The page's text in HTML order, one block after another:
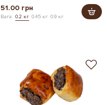
51.00 грн
Вага: 0.2 кг 0.45 кг 0.9 кг